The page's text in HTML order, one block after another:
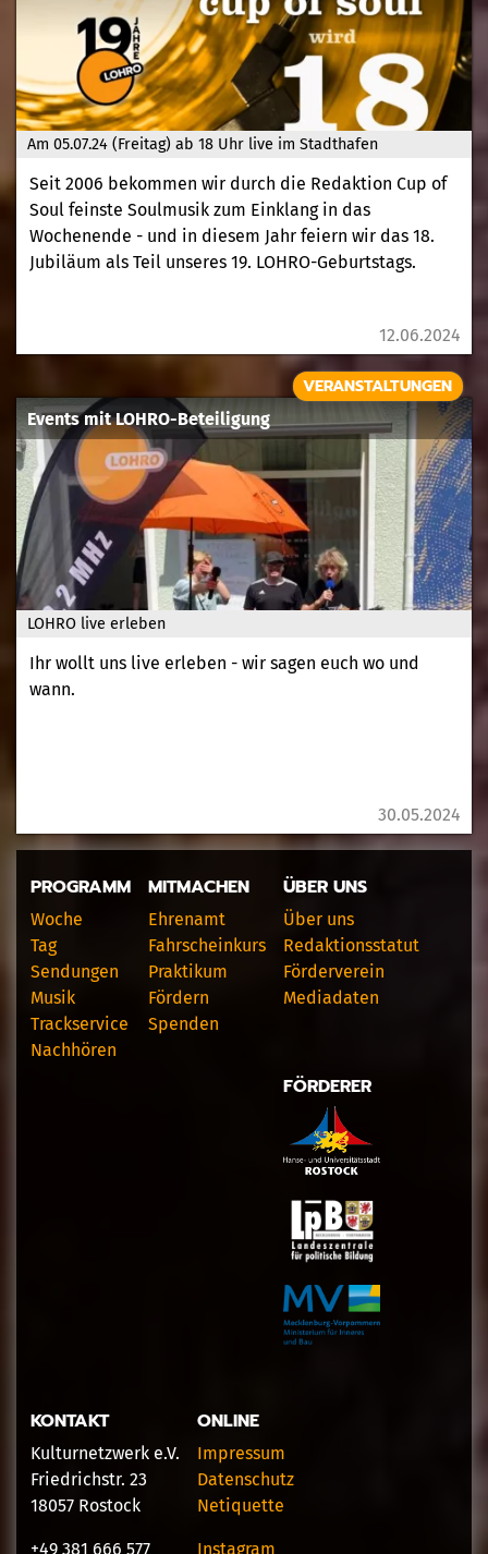
Am 05.07.24 (Freitag) ab 18 Uhr live im Stadthafen
Seit 2006 bekommen wir durch die Redaktion Cup of
Soul feinste Soulmusik zum Einklang in das
Wochenende - und in diesem Jahr feiern wir das 18.
Jubiläum als Teil unseres 19. LOHRO-Geburtstags.
12.06.2024
LOHRO live erleben
Events mit LOHRO-Beteiligung
VERANSTALTUNGEN
Ihr wollt uns live erleben - wir sagen euch wo und
wann.
30.05.2024
PROGRAMM
Woche
Tag
Sendungen
Musik
Trackservice
Nachhören
MITMACHEN
Ehrenamt
Fahrscheinkurs
Praktikum
Fördern
Spenden
ÜBER UNS
Über uns
Redaktionsstatut
Förderverein
Mediadaten
FÖRDERER
KONTAKT
Kulturnetzwerk e.V.
Friedrichstr. 23
18057 Rostock
+49 381 666 577
ONLINE
Impressum
Datenschutz
Netiquette
Instagram